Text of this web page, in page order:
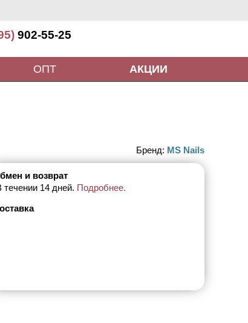
902-55-25
ОПТ АКЦИИ
Бренд: MS Nails
и возврат
течении 14 дней. Подробнее.